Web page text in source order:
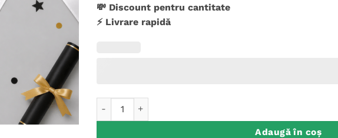
💸 Discount pentru cantitate
⚡ Livrare rapidă
Adaugă în coș